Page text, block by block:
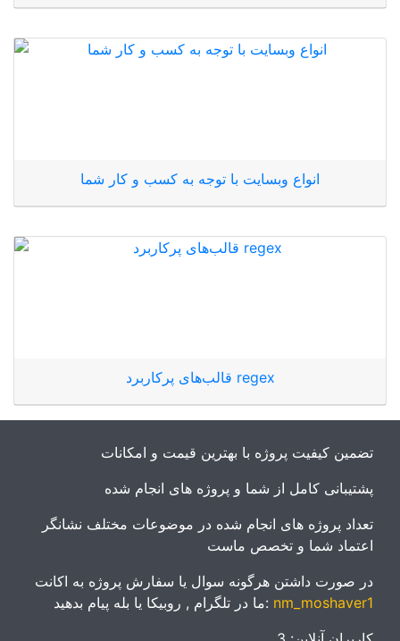
انواع وبسایت با توجه به کسب و کار شما
قالب‌های پرکاربرد regex
تضمین کیفیت پروژه با بهترین قیمت و امکانات
پشتیبانی کامل از شما و پروژه های انجام شده
تعداد پروژه های انجام شده در موضوعات مختلف نشانگر
اعتماد شما و تخصص ماست
در صورت داشتن هرگونه سوال یا سفارش پروژه به اکانت
ما در تلگرام , روبیکا یا بله پیام بدهید: nm_moshaver1